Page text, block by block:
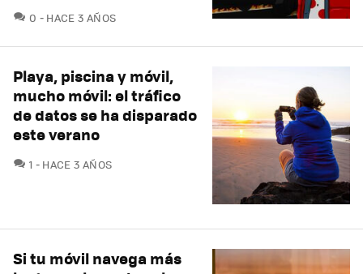
0 COMENTARIOS
HACE 3 AÑOS
Playa, piscina y móvil,
mucho móvil: el tráfico
de datos se ha disparado
este verano
1 COMENTARIOS
HACE 3 AÑOS
Si tu móvil navega más